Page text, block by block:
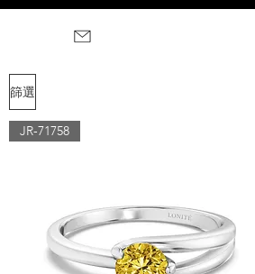
篩選
JR-71758